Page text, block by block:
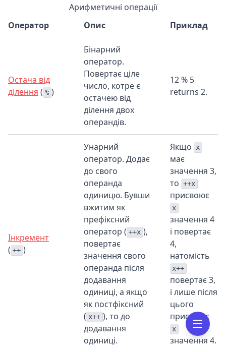
Арифметичні операції
Оператор
Опис Приклад
Остача від
ділення ( % )
Бінарний
оператор.
Повертає ціле
число, котре є
остачею від
ділення двох
операндів.
12 % 5
returns 2.
Інкремент
( ++ )
Унарний
оператор. Додає
до свого
операнда
одиницю. Бувши
вжитим як
префіксний
оператор ( ++x ),
повертає
значення свого
операнда після
додавання
одиниці, а якщо
як постфіксний
( x++ ), то до
додавання
одиниці.
Якщо x
має
значення 3,
то ++x
присвоює
x
значення 4
і повертає
4,
натомість
x++
повертає 3,
і лише після
цього
присвоює
x
значення 4.